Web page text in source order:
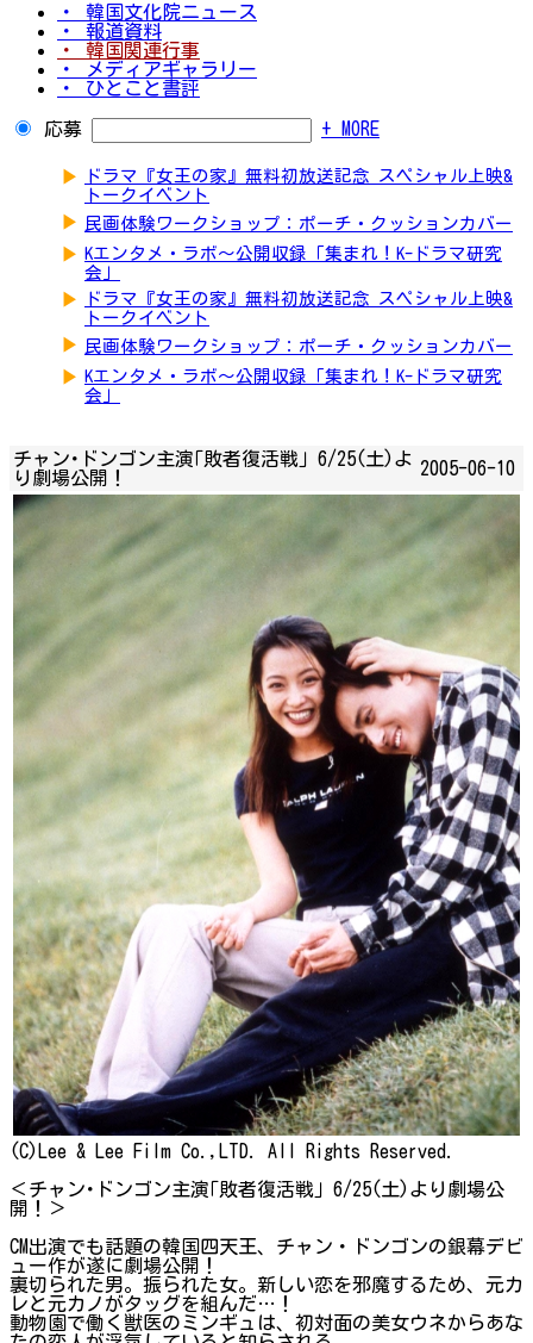
・ 韓国文化院ニュース
・ 報道資料
・ 韓国関連行事
・ メディアギャラリー
・ ひとこと書評
応募 + MORE
▶
ドラマ『女王の家』無料初放送記念 スペシャル上映&
トークイベント
▶ 民画体験ワークショップ：ポーチ・クッションカバー
▶ Kエンタメ・ラボ～公開収録「集まれ！K-ドラマ研究
会」
▶
ドラマ『女王の家』無料初放送記念 スペシャル上映&
トークイベント
▶ 民画体験ワークショップ：ポーチ・クッションカバー
▶ Kエンタメ・ラボ～公開収録「集まれ！K-ドラマ研究
会」
チャン･ドンゴン主演｢敗者復活戦｣ 6/25(土)よ
り劇場公開！
2005-06-10
(C)Lee & Lee Film Co.,LTD. All Rights Reserved.
＜チャン･ドンゴン主演｢敗者復活戦｣ 6/25(土)より劇場公
開！＞
CM出演でも話題の韓国四天王、チャン・ドンゴンの銀幕デビ
ュー作が遂に劇場公開！
裏切られた男。振られた女。新しい恋を邪魔するため、元カ
レと元カノがタッグを組んだ…！
動物園で働く獣医のミンギュは、初対面の美女ウネからあな